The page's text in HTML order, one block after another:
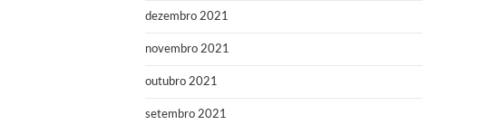
dezembro 2021
novembro 2021
outubro 2021
setembro 2021